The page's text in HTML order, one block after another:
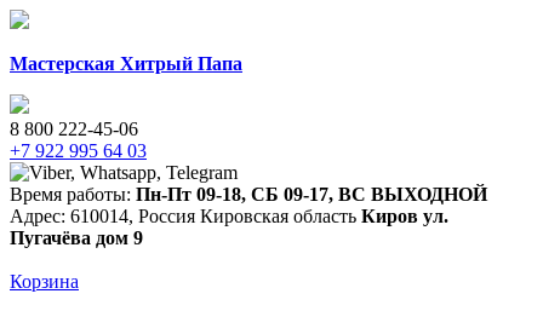
Мастерская Хитрый Папа
8 800 222-45-06
+7 922 995 64 03
Время работы: Пн-Пт 09-18, СБ 09-17, ВС ВЫХОДНОЙ
Адрес: 610014, Россия Кировская область Киров ул.
Пугачёва дом 9
Корзина